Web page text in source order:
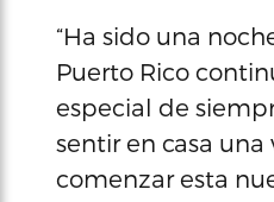
“Ha sido una
Puerto Rico
especial de
sentir en casa
comenzar esta